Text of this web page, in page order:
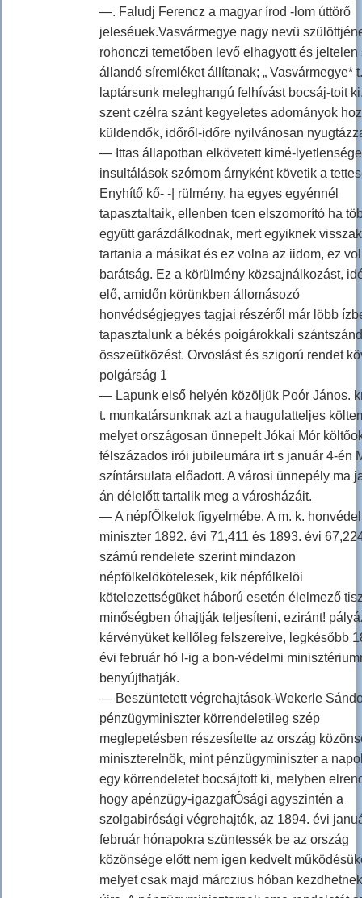
—. Faludj Ferencz a magyar írod -lom úttörő
jeleséuek.Vasvármegye nagy nevü
rohonczi temetőben levő elhagyott és jeltelen
állandó síremléket állítanak; „ Vasvármegye* t.
laptársunk meleghangú felhívást bocsáj-toit
szent czélra szánt kegyeletes adományok
küldendők, időről-időre nyilvánosan
— Ittas állapotban elkövetett kimé-
insultálások szórnom árnyként követik a
Enyhítő kő- -| rülmény, ha egyes egyénnél
tapasztaltaik, ellenben tcen elszomorító ha
együtt garázdálkodnak, mert egyiknek
tartania a másikat és ez volna az iidom, ez
barátság. Ez a körülmény közsajnálkozást,
elő, amidőn körünkben állomásozó
honvédségjegyes tagjai részéről már löbb
tapasztalunk a békés poigárokkali
összeütközést. Orvoslást és szigorú rendet
polgárság 1
— Lapunk első helyén közöljük Poór János.
t. munkatársunknak azt a haugulatteljes
melyet országosan ünnepelt Jókai Mór
félszázados irói jubileumára irt s január 4-én
színtársulata előadott. A városi ünnepély ma
án délelőtt tartalik meg a városházáit.
— A népfŐlkelok figyelmébe. A m. k.
miniszter 1892. évi 71,411 és 1893. évi
számú rendelete szerint mindazon
népfölkelökötelesek, kik népfólkelöi
kötelezettségüket háború esetén élelmező
minőségben óhajtják teljesíteni, eziránt!
kérvényüket kellőleg felszereive, legkésőbb
évi február hó l-ig a bon-védelmi
benyújthatják.
— Beszüntetett végrehajtások-Wekerle
pénzügyminiszter körrendeletileg szép
meglepetésben részesítette az ország
miniszterelnök, mint pénzügyminiszter a
egy körrendeletet bocsájtott ki, melyben
hogy apénzügy-igazgafÓsági agyszintén a
szolgabirósági végrehajtók, az 1894. évi
február hónapokra szüntessék be az ország
közönsége előtt nem igen kedvelt
melyet csak majd márczius hóban